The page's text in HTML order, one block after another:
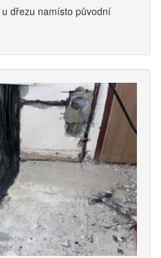
dřezu namísto původní